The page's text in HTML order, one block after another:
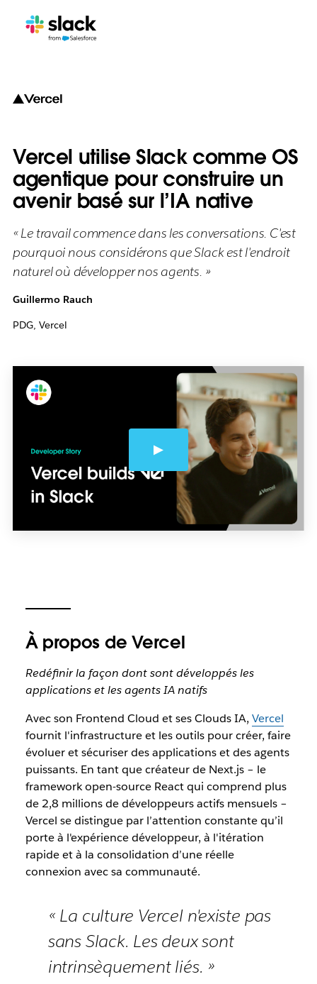
Vercel utilise Slack comme OS
agentique pour construire un
avenir basé sur l’IA native
« Le travail commence dans les conversations. C'est
pourquoi nous considérons que Slack est l'endroit
naturel où développer nos agents. »
Guillermo Rauch
PDG, Vercel
À propos de Vercel
Redéfinir la façon dont sont développés les
applications et les agents IA natifs
Avec son Frontend Cloud et ses Clouds IA, Vercel
fournit l'infrastructure et les outils pour créer, faire
évoluer et sécuriser des applications et des agents
puissants. En tant que créateur de Next.js – le
framework open-source React qui comprend plus
de 2,8 millions de développeurs actifs mensuels –
Vercel se distingue par l’attention constante qu’il
porte à l'expérience développeur, à l'itération
rapide et à la consolidation d’une réelle
connexion avec sa communauté.
« La culture Vercel n'existe pas
sans Slack. Les deux sont
intrinsèquement liés. »